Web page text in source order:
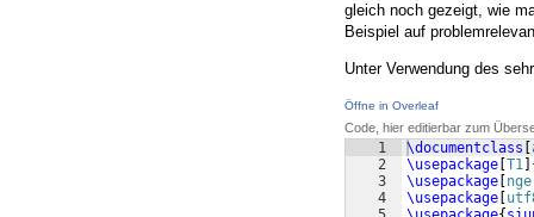
gleich noch gezeigt, wie
Beispiel auf
Unter Verwendung des
Öffne in Overleaf
Code, hier editierbar zum
1
2
3
4
\documentclass
\usepackage T1
\usepackage
\usepackage